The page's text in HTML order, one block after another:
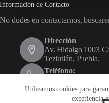
Utilizamos cookies para
experiencia
Información de Contacto
No dudes en contactarnos,
Dirección
Av. Hidalgo 1003
Teziutlán, Puebla.
Teléfono: